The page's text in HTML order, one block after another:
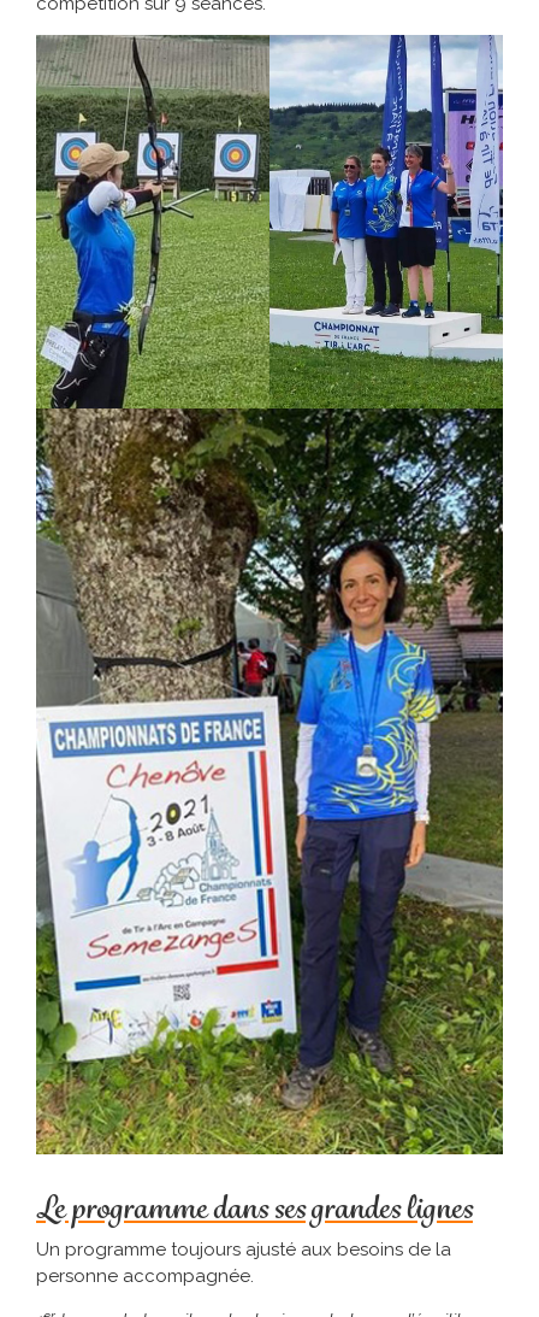
Le programme dans ses grandes lignes
Un programme toujours ajusté aux besoins de la
personne accompagnée.